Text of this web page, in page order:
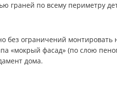
граней по всему периметру
без ограничений
«мокрый фасад» (по слою
дома.